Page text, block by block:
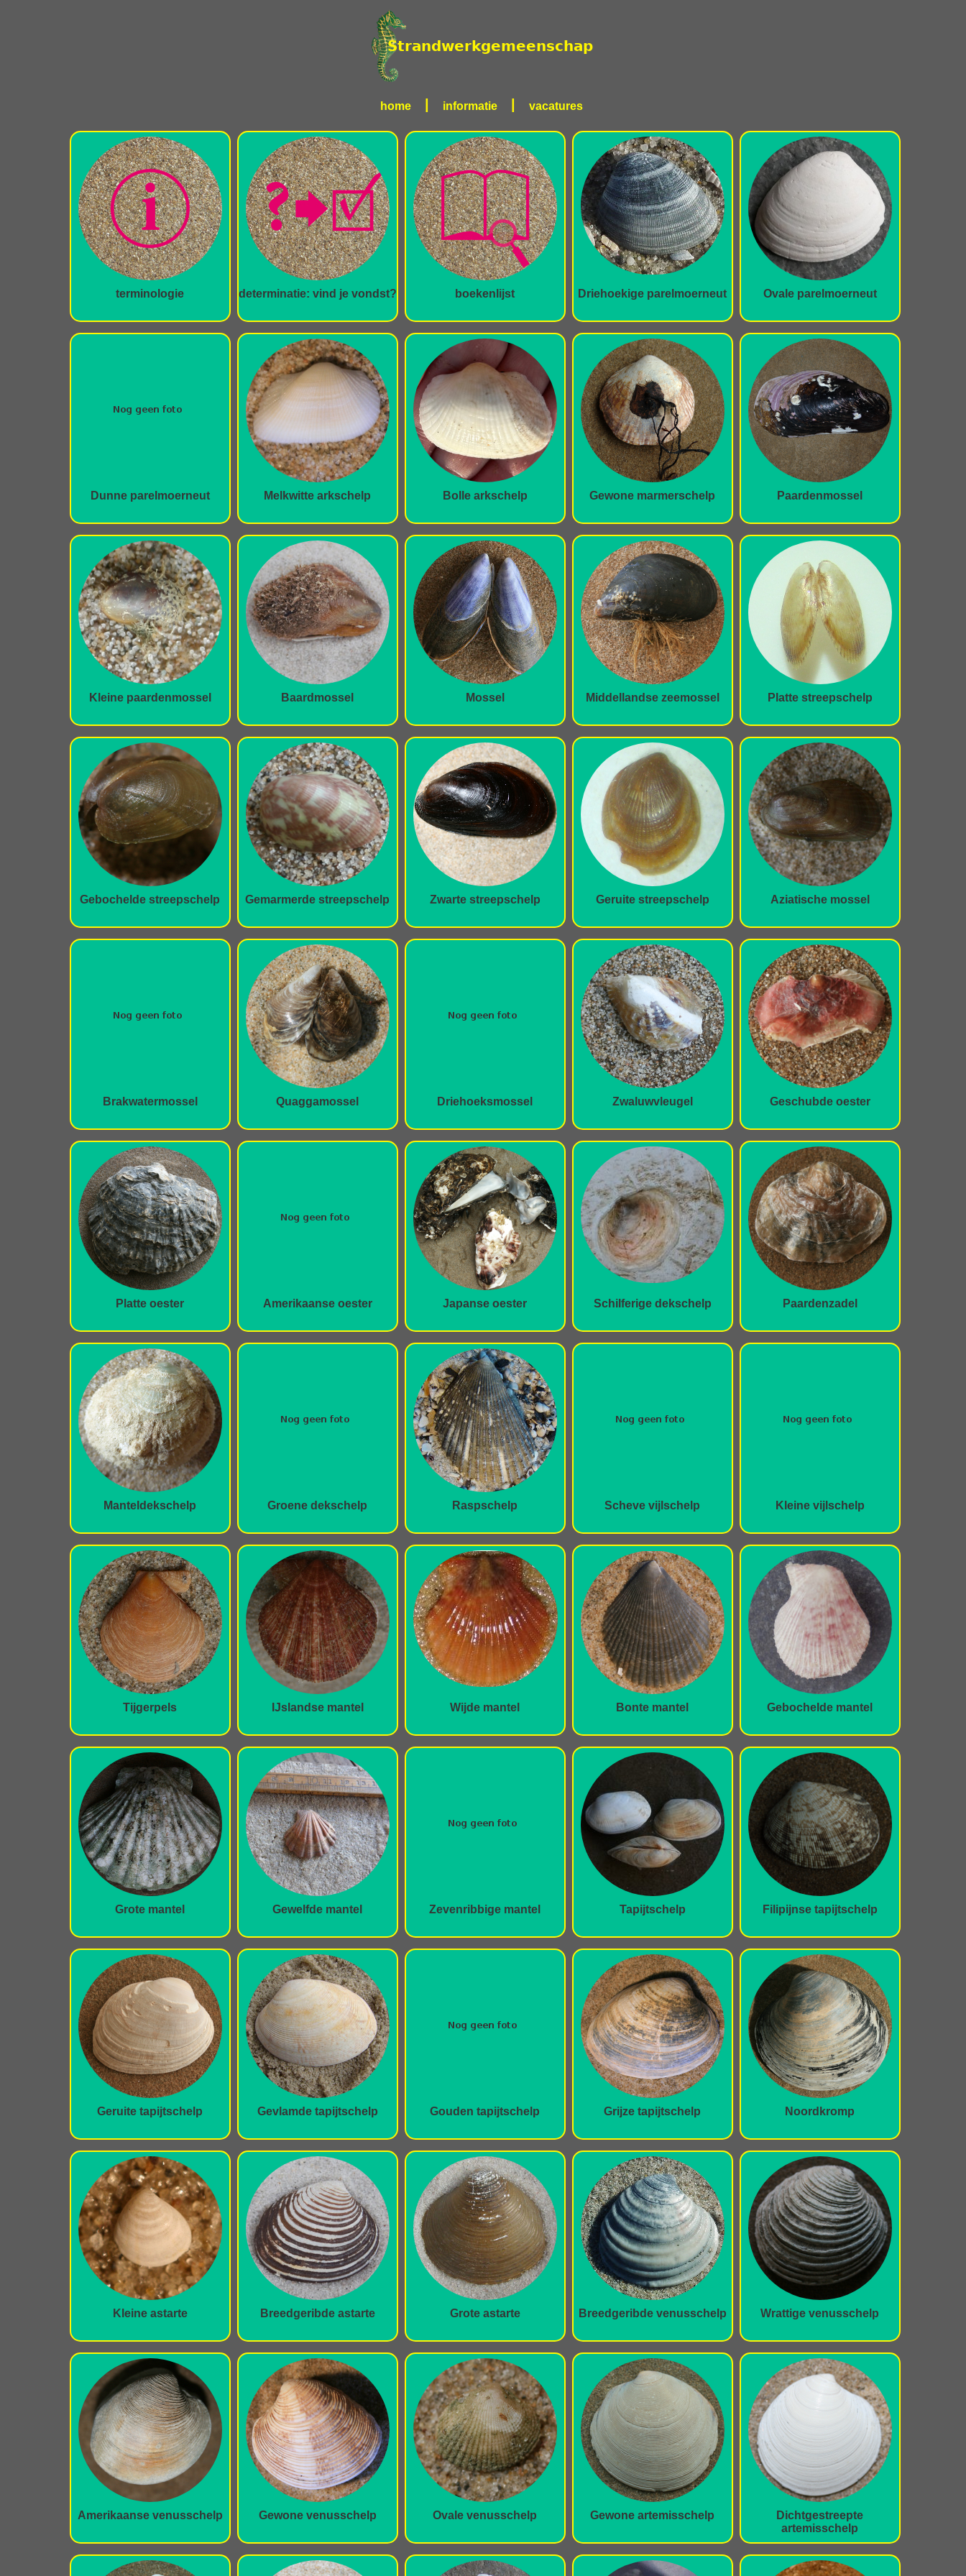
home informatie vacatures
terminologie determinatie: vind je vondst? boekenlijst Driehoekige parelmoerneut Ovale parelmoerneut
Dunne parelmoerneut Melkwitte arkschelp Bolle arkschelp Gewone marmerschelp Paardenmossel
Kleine paardenmossel Baardmossel Mossel Middellandse zeemossel Platte streepschelp
Gebochelde streepschelp Gemarmerde streepschelp Zwarte streepschelp Geruite streepschelp Aziatische mossel
Brakwatermossel Quaggamossel Driehoeksmossel Zwaluwvleugel Geschubde oester
Platte oester Amerikaanse oester Japanse oester Schilferige dekschelp Paardenzadel
Manteldekschelp Groene dekschelp Raspschelp Scheve vijlschelp Kleine vijlschelp
Tijgerpels IJslandse mantel Wijde mantel Bonte mantel Gebochelde mantel
Grote mantel Gewelfde mantel Zevenribbige mantel Tapijtschelp Filipijnse tapijtschelp
Geruite tapijtschelp Gevlamde tapijtschelp Gouden tapijtschelp Grijze tapijtschelp Noordkromp
Kleine astarte Breedgeribde astarte Grote astarte Breedgeribde venusschelp Wrattige venusschelp
Amerikaanse venusschelp Gewone venusschelp Ovale venusschelp Gewone artemisschelp
Dichtgestreepte
artemisschelp